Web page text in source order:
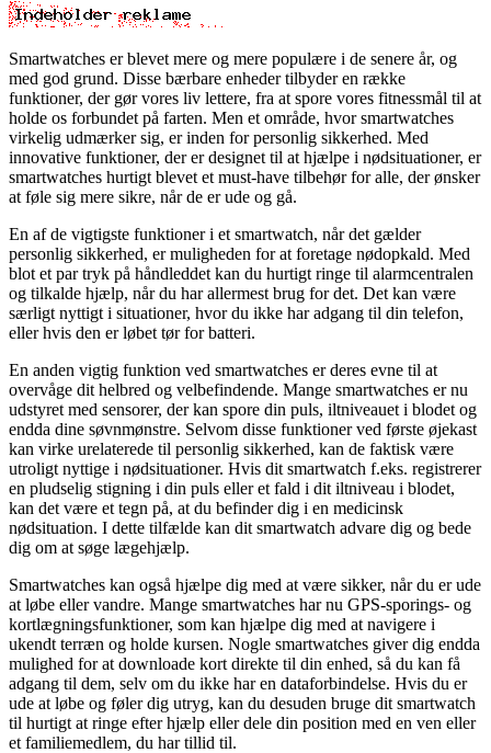
Smartwatches er blevet mere og mere populære i de senere år, og
med god grund. Disse bærbare enheder tilbyder en række
funktioner, der gør vores liv lettere, fra at spore vores fitnessmål til at
holde os forbundet på farten. Men et område, hvor smartwatches
virkelig udmærker sig, er inden for personlig sikkerhed. Med
innovative funktioner, der er designet til at hjælpe i nødsituationer, er
smartwatches hurtigt blevet et must-have tilbehør for alle, der ønsker
at føle sig mere sikre, når de er ude og gå.
En af de vigtigste funktioner i et smartwatch, når det gælder
personlig sikkerhed, er muligheden for at foretage nødopkald. Med
blot et par tryk på håndleddet kan du hurtigt ringe til alarmcentralen
og tilkalde hjælp, når du har allermest brug for det. Det kan være
særligt nyttigt i situationer, hvor du ikke har adgang til din telefon,
eller hvis den er løbet tør for batteri.
En anden vigtig funktion ved smartwatches er deres evne til at
overvåge dit helbred og velbefindende. Mange smartwatches er nu
udstyret med sensorer, der kan spore din puls, iltniveauet i blodet og
endda dine søvnmønstre. Selvom disse funktioner ved første øjekast
kan virke urelaterede til personlig sikkerhed, kan de faktisk være
utroligt nyttige i nødsituationer. Hvis dit smartwatch f.eks. registrerer
en pludselig stigning i din puls eller et fald i dit iltniveau i blodet,
kan det være et tegn på, at du befinder dig i en medicinsk
nødsituation. I dette tilfælde kan dit smartwatch advare dig og bede
dig om at søge lægehjælp.
Smartwatches kan også hjælpe dig med at være sikker, når du er ude
at løbe eller vandre. Mange smartwatches har nu GPS-sporings- og
kortlægningsfunktioner, som kan hjælpe dig med at navigere i
ukendt terræn og holde kursen. Nogle smartwatches giver dig endda
mulighed for at downloade kort direkte til din enhed, så du kan få
adgang til dem, selv om du ikke har en dataforbindelse. Hvis du er
ude at løbe og føler dig utryg, kan du desuden bruge dit smartwatch
til hurtigt at ringe efter hjælp eller dele din position med en ven eller
et familiemedlem, du har tillid til.